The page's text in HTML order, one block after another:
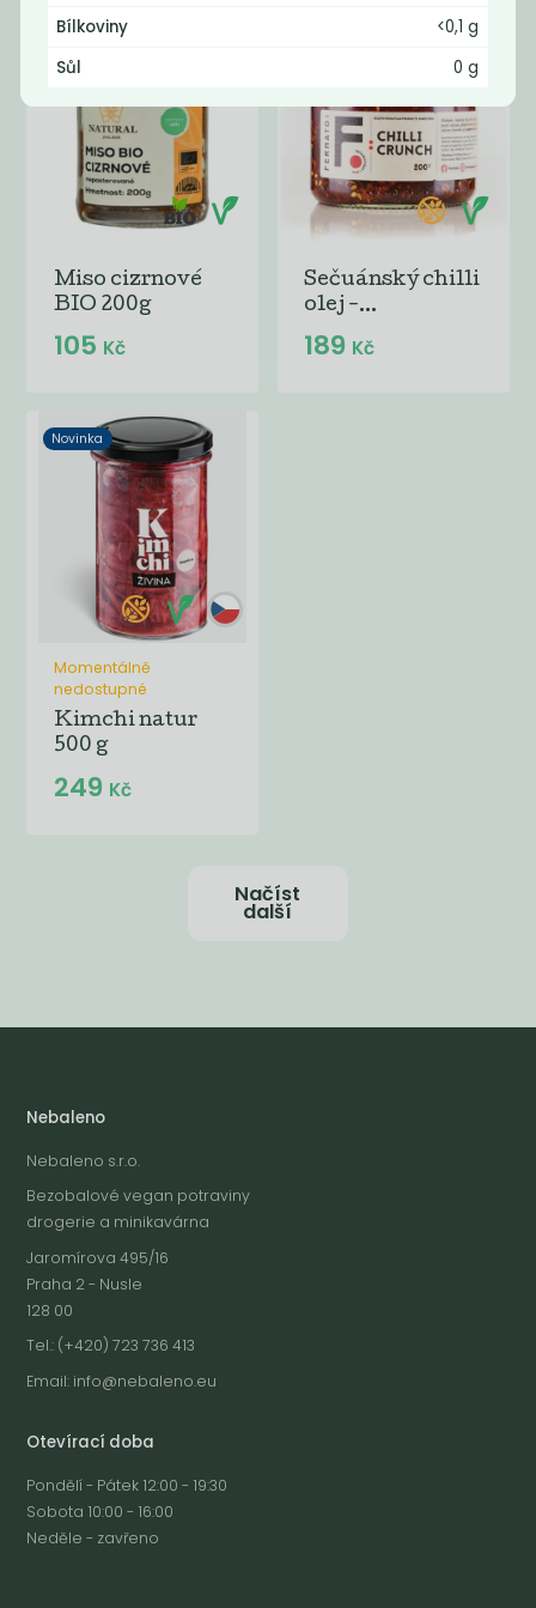
Miso cizrnové
BIO 200g
105 Kč
Sečuánský chilli
olej -...
189 Kč
Novinka
Momentálně
nedostupné
Kimchi natur
500 g
249 Kč
Načíst
další
Nebaleno
Nebaleno s.r.o.
Bezobalové vegan potraviny
drogerie a minikavárna
Jaromírova 495/16
Praha 2 - Nusle
128 00
Tel.: (+420) 723 736 413
Email: info@nebaleno.eu
Otevírací doba
Pondělí - Pátek 12:00 - 19:30
Sobota 10:00 - 16:00
Neděle - zavřeno
Bílkoviny
<0,1 g
Sůl
0 g